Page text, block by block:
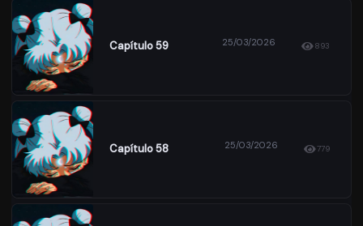
Capítulo 59 25/03/2026 893
Capítulo 58 25/03/2026 779